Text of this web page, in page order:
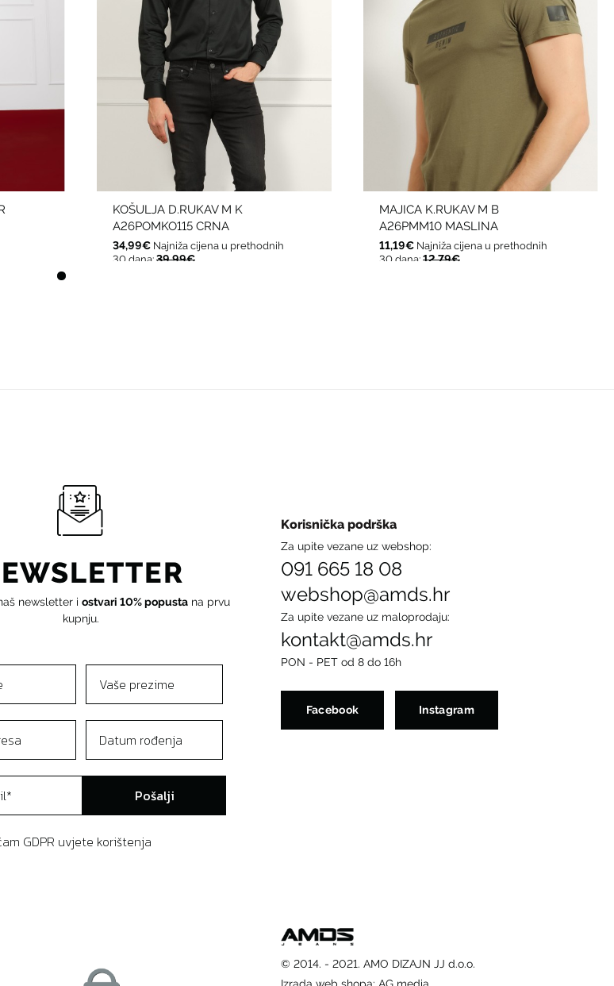
KOŠULJA D.RUKAV M K
A26POMKO115 CRNA
34,99€ Najniža cijena u prethodnih
30 dana: 39,99€
MAJICA K.RUKAV M B
A26PMM10 MASLINA
11,19€ Najniža cijena u prethodnih
30 dana: 12,79€
newsletter i ostvari 10% popustana prvu
kupnju.
Pošalji
GDPR uvjete korištenja
Korisnička podrška
Za upite vezane uz webshop:
091 665 18 08
webshop@amds.hr
Za upite vezane uz maloprodaju:
kontakt@amds.hr
PON - PET od 8 do 16h
Facebook Instagram
© 2014. - 2021. AMO DIZAJN JJ d.o.o.